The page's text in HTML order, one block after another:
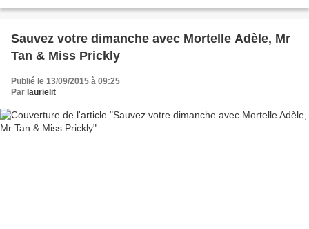
Sauvez votre dimanche avec Mortelle Adèle, Mr
Tan & Miss Prickly
Publié le 13/09/2015 à 09:25
Par laurielit